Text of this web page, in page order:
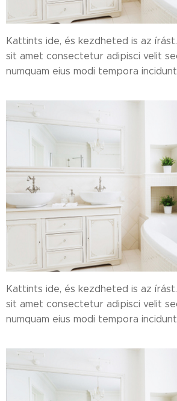
Kattints ide, és kezdheted is az
sit amet consectetur adipisci velit
numquam eius modi tempora
Kattints ide, és kezdheted is az
sit amet consectetur adipisci velit
numquam eius modi tempora